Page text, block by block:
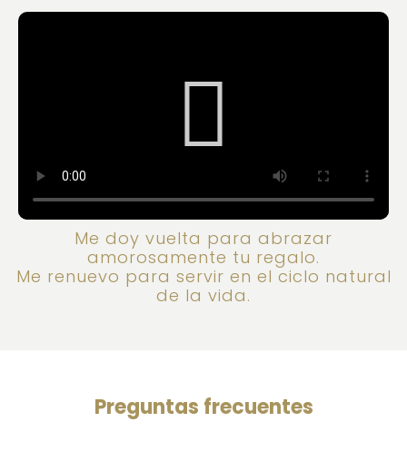
Me doy vuelta para abrazar
amorosamente tu regalo.
Me renuevo para servir en el ciclo natural
de la vida.
Preguntas frecuentes